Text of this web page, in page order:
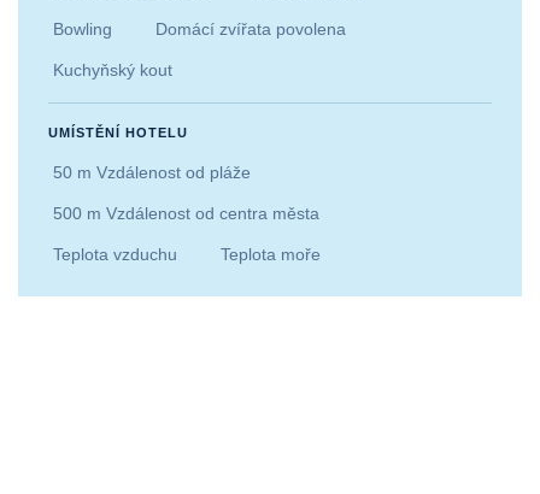
Bowling Domácí zvířata povolena
Kuchyňský kout
UMÍSTĚNÍ HOTELU
50 m Vzdálenost od pláže
500 m Vzdálenost od centra města
Teplota vzduchu Teplota moře